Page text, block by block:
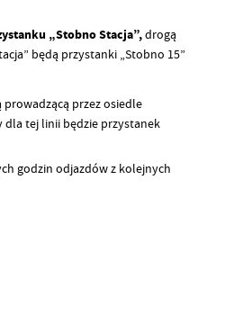
„Stobno Stacja”,drogą
będą przystanki „Stobno 15”
prowadzącą przez osiedle
dla tej linii będzie przystanek
godzin odjazdów z kolejnych